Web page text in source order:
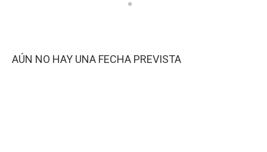
AÚN NO HAY UNA FECHA PREVISTA